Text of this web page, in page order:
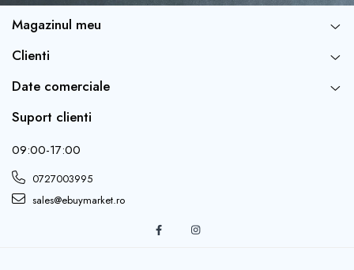
Dimensiuni și Greutate:
Dimensiune produs:
fi amplasat în diverse locuri din casa sau gradina.
Dimensiune ambalaj:
Magazinul meu
Clienti
Date comerciale
Suport clienti
09:00-17:00
0727003995
sales@ebuymarket.ro